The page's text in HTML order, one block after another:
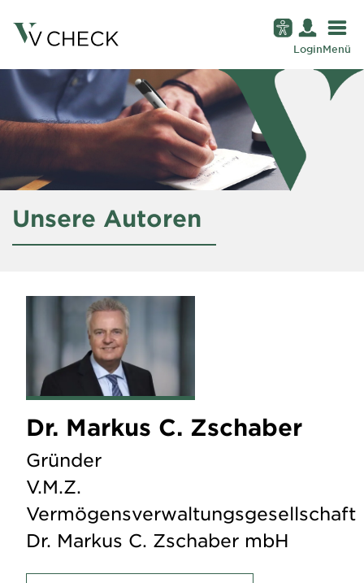
LoginMenü
Unsere Autoren
Dr. Markus C. Zschaber
Gründer
V.M.Z.
Vermögensverwaltungsgesellschaft
Dr. Markus C. Zschaber mbH